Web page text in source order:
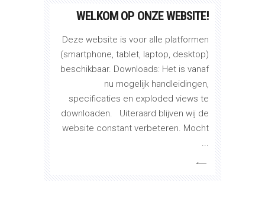
WELKOM OP ONZE WEBSITE!
Deze website is voor alle platformen
(smartphone, tablet, laptop, desktop)
beschikbaar. Downloads: Het is vanaf
nu mogelijk handleidingen,
specificaties en exploded views te
downloaden. Uiteraard blijven wij de
website constant verbeteren. Mocht